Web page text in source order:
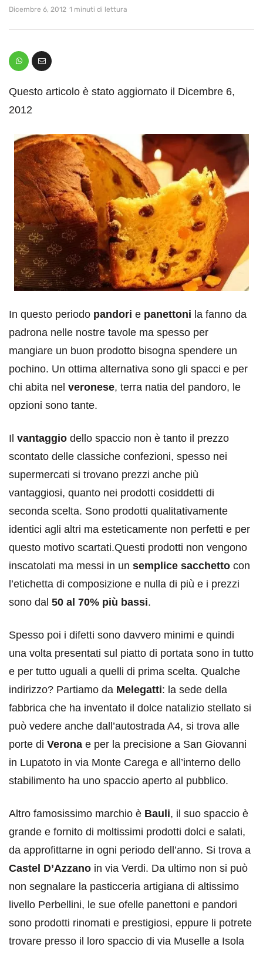
Dicembre 6, 2012 1 minuti di lettura
Questo articolo è stato aggiornato il Dicembre 6,
2012
In questo periodo pandori e panettoni la fanno da
padrona nelle nostre tavole ma spesso per
mangiare un buon prodotto bisogna spendere un
pochino. Un ottima alternativa sono gli spacci e per
chi abita nel veronese, terra natia del pandoro, le
opzioni sono tante.
Il vantaggio dello spaccio non è tanto il prezzo
scontato delle classiche confezioni, spesso nei
supermercati si trovano prezzi anche più
vantaggiosi, quanto nei prodotti cosiddetti di
seconda scelta. Sono prodotti qualitativamente
identici agli altri ma esteticamente non perfetti e per
questo motivo scartati.Questi prodotti non vengono
inscatolati ma messi in un semplice sacchetto con
l’etichetta di composizione e nulla di più e i prezzi
sono dal 50 al 70% più bassi.
Spesso poi i difetti sono davvero minimi e quindi
una volta presentati sul piatto di portata sono in tutto
e per tutto uguali a quelli di prima scelta. Qualche
indirizzo? Partiamo da Melegatti: la sede della
fabbrica che ha inventato il dolce natalizio stellato si
può vedere anche dall’autostrada A4, si trova alle
porte di Verona e per la precisione a San Giovanni
in Lupatoto in via Monte Carega e all’interno dello
stabilimento ha uno spaccio aperto al pubblico.
Altro famosissimo marchio è Bauli, il suo spaccio è
grande e fornito di moltissimi prodotti dolci e salati,
da approfittarne in ogni periodo dell’anno. Si trova a
Castel D’Azzano in via Verdi. Da ultimo non si può
non segnalare la pasticceria artigiana di altissimo
livello Perbellini, le sue ofelle panettoni e pandori
sono prodotti rinomati e prestigiosi, eppure li potrete
trovare presso il loro spaccio di via Muselle a Isola